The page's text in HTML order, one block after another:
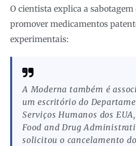
O cientista explica a sabotagem
promover medicamentos
experimentais:
A Moderna também é
um escritório do
Serviços Humanos dos
Food and Drug
solicitou o cancelamento